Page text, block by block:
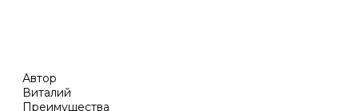
Автор
Виталий
Преимущества